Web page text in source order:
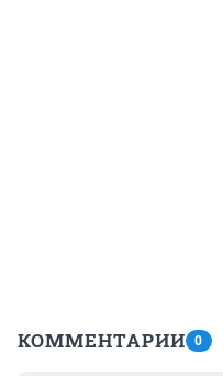
КОММЕНТАРИИ 0